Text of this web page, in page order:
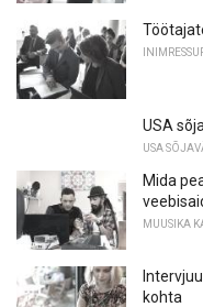
USA
USA
Mida
MUUSIKA
kohta